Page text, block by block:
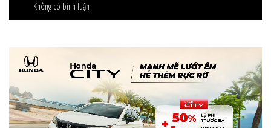
Không có bình luận